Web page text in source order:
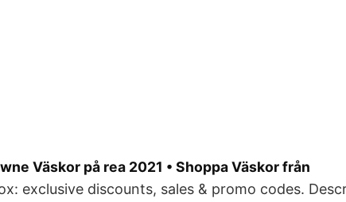
Väskor på rea 2021 • Shoppa Väskor från
exclusive discounts, sales & promo codes.